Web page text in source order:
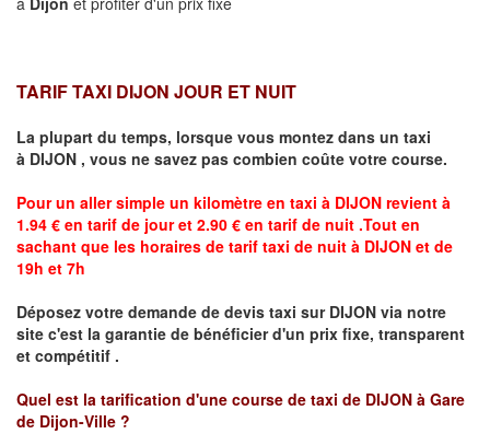
TARIF TAXI DIJON JOUR ET NUIT
La plupart du temps, lorsque vous montez dans un taxi
à DIJON , vous ne savez pas combien coûte votre course.
Pour un aller simple un kilomètre en taxi à DIJON revient à
1.94 € en tarif de jour et 2.90 € en tarif de nuit .Tout en
sachant que les horaires de tarif taxi de nuit à DIJON et de
19h et 7h
Déposez votre demande de devis taxi sur DIJON via notre
site c'est la garantie de bénéficier d'un prix fixe, transparent
et compétitif .
Quel est la tarification d'une course de taxi de DIJON à Gare
de Dijon-Ville ?